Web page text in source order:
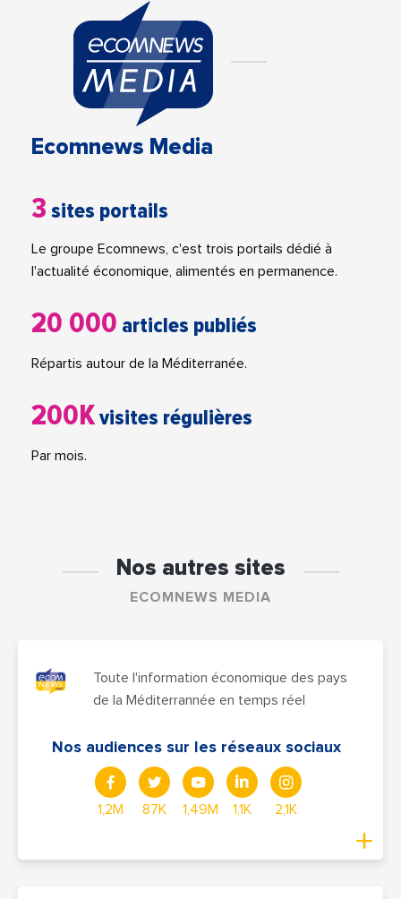
Ecomnews Media
3 sites portails
Le groupe Ecomnews, c'est trois portails dédié à
l'actualité économique, alimentés en permanence.
20 000 articles publiés
Répartis autour de la Méditerranée.
200Kvisites régulières
Par mois.
Nos autres sites
ECOMNEWS MEDIA
Toute l'information économique des pays
de la Méditerrannée en temps réel
Nos audiences sur les réseaux sociaux
1,2M 87K 1,49M 1,1K 2,1K